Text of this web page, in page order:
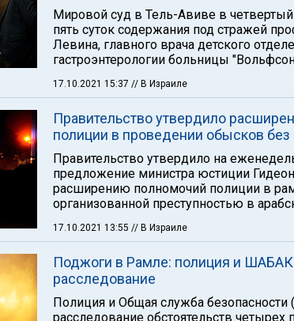
Мировой суд в Тель-Авиве в
пять суток содержания под стражей
Левина, главного врача детского
гастроэнтерологии больницы
17.10.2021 15:37 // В Израиле
Правительство утвердило
полиции в проведении обысков без
Правительство утвердило на
предложение министра юстиции
расширению полномочий полиции в
организованной преступностью в
17.10.2021 13:55 // В Израиле
Поджоги в Рамле: полиция и
расследование
Полиция и Общая служба
расследование обстоятельств